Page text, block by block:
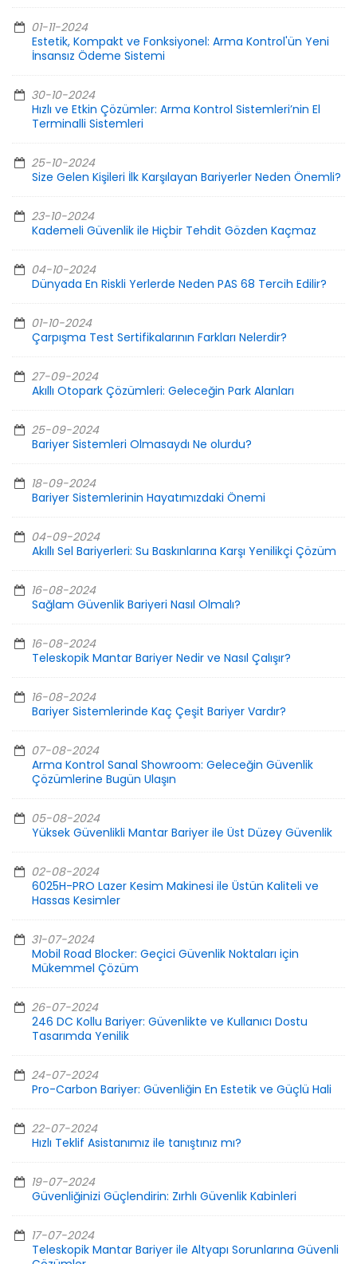
01-11-2024
Estetik, Kompakt ve Fonksiyonel: Arma Kontrol'ün Yeni
İnsansız Ödeme Sistemi
30-10-2024
Hızlı ve Etkin Çözümler: Arma Kontrol Sistemleri’nin El
Terminalli Sistemleri
25-10-2024
Size Gelen Kişileri İlk Karşılayan Bariyerler Neden Önemli?
23-10-2024
Kademeli Güvenlik ile Hiçbir Tehdit Gözden Kaçmaz
04-10-2024
Dünyada En Riskli Yerlerde Neden PAS 68 Tercih Edilir?
01-10-2024
Çarpışma Test Sertifikalarının Farkları Nelerdir?
27-09-2024
Akıllı Otopark Çözümleri: Geleceğin Park Alanları
25-09-2024
Bariyer Sistemleri Olmasaydı Ne olurdu?
18-09-2024
Bariyer Sistemlerinin Hayatımızdaki Önemi
04-09-2024
Akıllı Sel Bariyerleri: Su Baskınlarına Karşı Yenilikçi Çözüm
16-08-2024
Sağlam Güvenlik Bariyeri Nasıl Olmalı?
16-08-2024
Teleskopik Mantar Bariyer Nedir ve Nasıl Çalışır?
16-08-2024
Bariyer Sistemlerinde Kaç Çeşit Bariyer Vardır?
07-08-2024
Arma Kontrol Sanal Showroom: Geleceğin Güvenlik
Çözümlerine Bugün Ulaşın
05-08-2024
Yüksek Güvenlikli Mantar Bariyer ile Üst Düzey Güvenlik
02-08-2024
6025H-PRO Lazer Kesim Makinesi ile Üstün Kaliteli ve
Hassas Kesimler
31-07-2024
Mobil Road Blocker: Geçici Güvenlik Noktaları için
Mükemmel Çözüm
26-07-2024
246 DC Kollu Bariyer: Güvenlikte ve Kullanıcı Dostu
Tasarımda Yenilik
24-07-2024
Pro-Carbon Bariyer: Güvenliğin En Estetik ve Güçlü Hali
22-07-2024
Hızlı Teklif Asistanımız ile tanıştınız mı?
19-07-2024
Güvenliğinizi Güçlendirin: Zırhlı Güvenlik Kabinleri
17-07-2024
Teleskopik Mantar Bariyer ile Altyapı Sorunlarına Güvenli